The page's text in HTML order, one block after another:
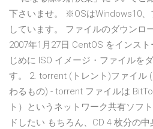
下さいませ。 ※OSはWindows10
しています。 ファイルのダウンロ
2007年1月27日 CentOS をインス
じめに ISO イメージ・ファイルを
す。 2. torrent (トレント)ファイル
わるもの) - torrent ファイルは
ト）というネットワーク共有ソフ
ドしたい もちろん、CD 4 枚分の